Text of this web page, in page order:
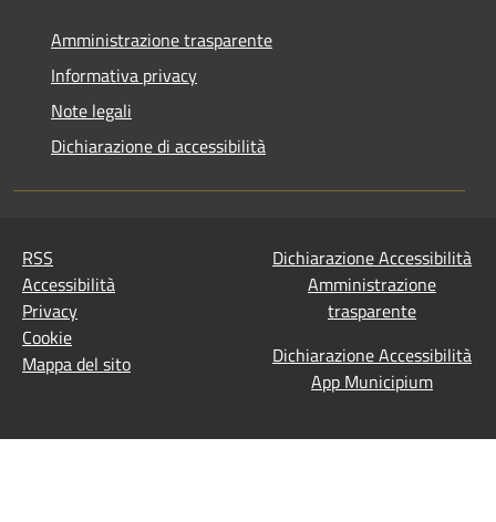
Amministrazione trasparente
Informativa privacy
Note legali
Dichiarazione di accessibilità
RSS
Accessibilità
Privacy
Cookie
Mappa del sito
Dichiarazione Accessibilità
Amministrazione
trasparente
Dichiarazione Accessibilità
App Municipium